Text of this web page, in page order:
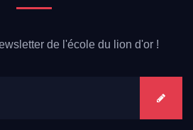
de l'école du lion d'or !